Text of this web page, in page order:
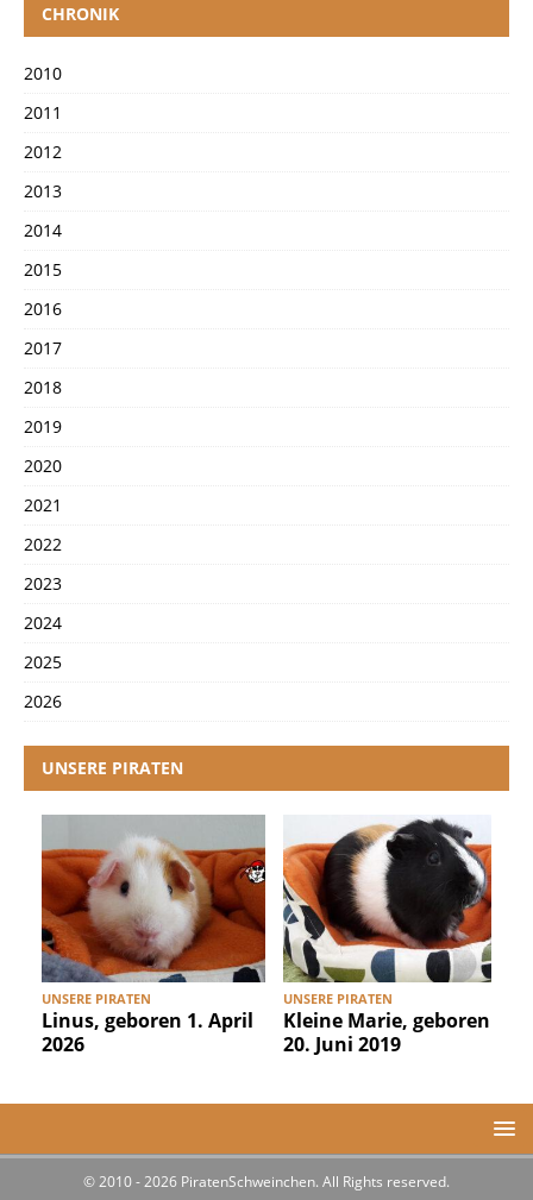
CHRONIK
2010
2011
2012
2013
2014
2015
2016
2017
2018
2019
2020
2021
2022
2023
2024
2025
2026
UNSERE PIRATEN
UNSERE PIRATEN
Linus, geboren 1. April
2026
UNSERE PIRATEN
Kleine Marie, geboren
20. Juni 2019
© 2010 - 2026 PiratenSchweinchen. All Rights reserved.